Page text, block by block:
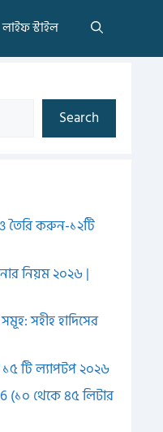
লাইফ স্টাইল
Search
তৈরি করুন-১২টি
নিয়ম ২০২৬ |
সহীহ হাদিসের
১৫ টি ল্যাপটপ ২০২৬
থেকে ৪৫ লিটার